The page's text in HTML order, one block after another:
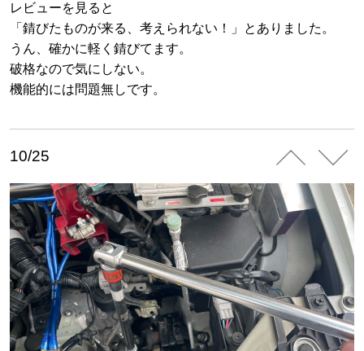
レビューを見ると
「錆びたものが来る、考えられない！」とありました。
うん、確かに軽く錆びてます。
破格なので気にしない。
機能的には問題無しです。
10/25